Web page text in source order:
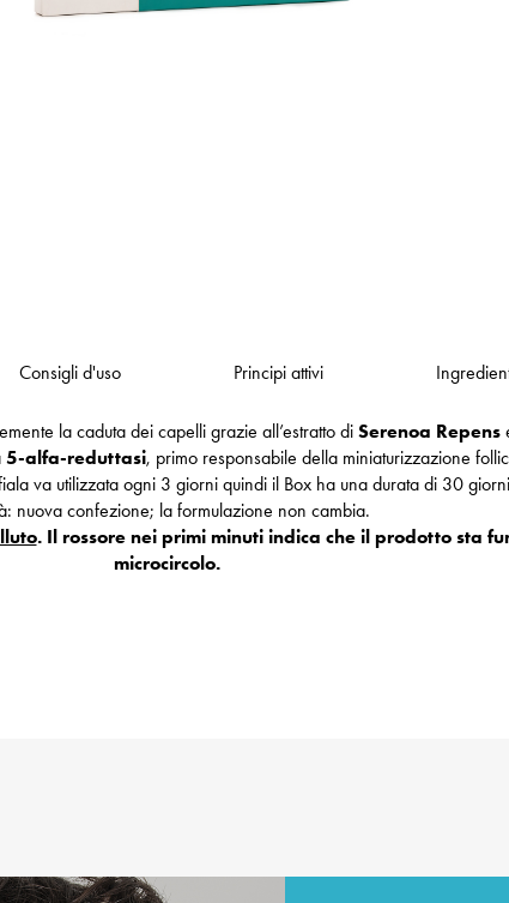
Consigli d'uso Principi attivi
la caduta dei capelli grazie all’estratto di Serenoa Repens
5-alfa-reduttasi, primo responsabile della miniaturizzazione
va utilizzata ogni 3 giorni quindi il Box ha una durata di 30
nuova confezione; la formulazione non cambia.
. Il rossore nei primi minuti indica che il prodotto sta
microcircolo.